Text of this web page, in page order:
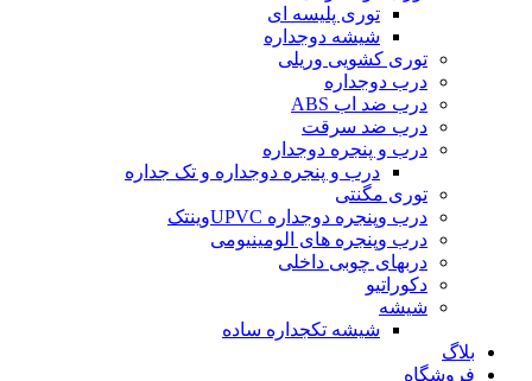
توری پلیسه ای
شیشه دوجداره
توری کشویی وریلی
درب دوجداره
درب ضد اب ABS
درب ضد سرقت
درب و پنجره دوجداره
درب و پنجره دوجداره و تک جداره
توری مگنتی
درب وپنجره دوجداره UPVCوینتک
درب وپنجره های الومینیومی
دربهای چوبی داخلی
دکوراتیو
شیشه
شیشه تکجداره ساده
بلاگ
فروشگاه